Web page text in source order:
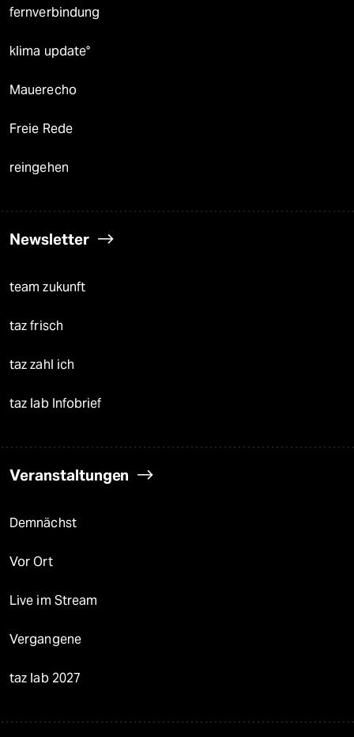
fernverbindung
klima update°
Mauerecho
Freie Rede
reingehen
Newsletter
team zukunft
taz frisch
taz zahl ich
taz lab Infobrief
Veranstaltungen
Demnächst
Vor Ort
Live im Stream
Vergangene
taz lab 2027